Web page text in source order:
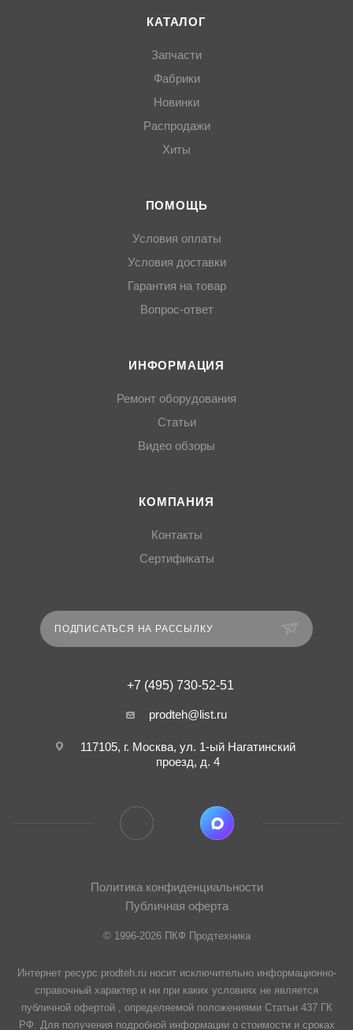
КАТАЛОГ
Запчасти
Фабрики
Новинки
Распродажи
Хиты
ПОМОЩЬ
Условия оплаты
Условия доставки
Гарантия на товар
Вопрос-ответ
ИНФОРМАЦИЯ
Ремонт оборудования
Статьи
Видео обзоры
КОМПАНИЯ
Контакты
Сертификаты
ПОДПИСАТЬСЯ НА РАССЫЛКУ
+7 (495) 730-52-51
prodteh@list.ru
117105, г. Москва, ул. 1-ый Нагатинский
проезд, д. 4
Политика конфиденциальности
Публичная оферта
© 1996-2026 ПКФ Продтехника
Интернет ресурс prodteh.ru носит исключительно информационно-
справочный характер и ни при каких условиях не является
публичной офертой , определяемой положениями Статьи 437 ГК
РФ. Для получения подробной информации о стоимости и сроках